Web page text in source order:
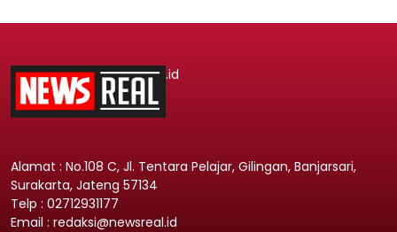
.id
Alamat : No.108 C, Jl. Tentara Pelajar, Gilingan, Banjarsari,
Surakarta, Jateng 57134
Telp : 02712931177
Email : redaksi@newsreal.id